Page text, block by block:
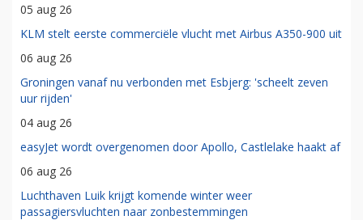
05 aug 26
KLM stelt eerste commerciële vlucht met Airbus A350-900 uit
06 aug 26
Groningen vanaf nu verbonden met Esbjerg: 'scheelt zeven
uur rijden'
04 aug 26
easyJet wordt overgenomen door Apollo, Castlelake haakt af
06 aug 26
Luchthaven Luik krijgt komende winter weer
passagiersvluchten naar zonbestemmingen